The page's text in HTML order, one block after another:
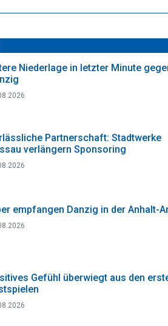
Niederlage in letzter Minute
Partnerschaft: Stadtwerke
verlängern Sponsoring
empfangen Danzig in der Anhalt-
Gefühl überwiegt aus den